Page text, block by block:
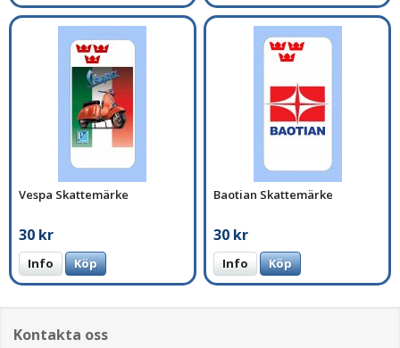
Vespa Skattemärke
30 kr
Info Köp
Baotian Skattemärke
30 kr
Info Köp
Kontakta oss